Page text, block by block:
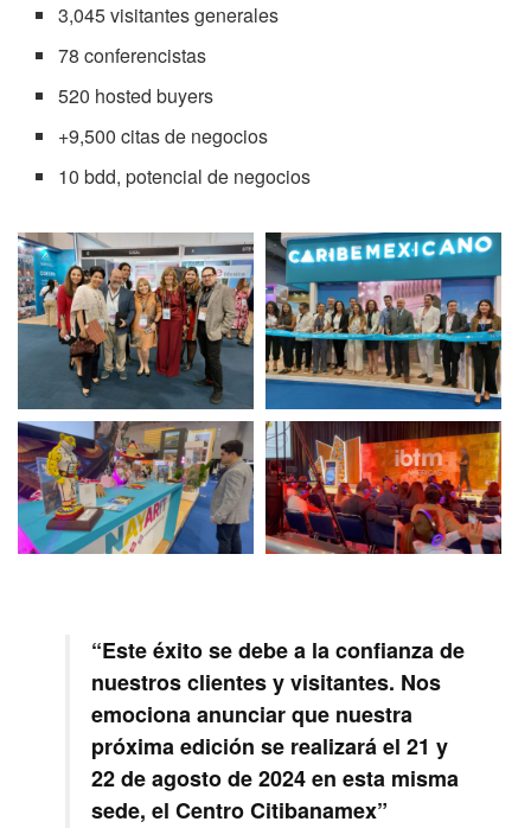
3,045 visitantes generales
78 conferencistas
520 hosted buyers
+9,500 citas de negocios
10 bdd, potencial de negocios
“Este éxito se debe a la confianza de
nuestros clientes y visitantes. Nos
emociona anunciar que nuestra
próxima edición se realizará el 21 y
22 de agosto de 2024 en esta misma
sede, el Centro Citibanamex”